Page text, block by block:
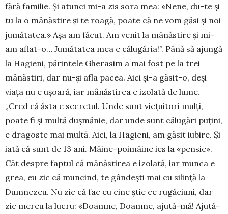
fără fa­milie. Și atunci mi-a zis sora mea: «Nene, du-te și
tu la o mâ­năstire și te roagă, poate că ne vom găsi și noi
jumătatea.» Așa am făcut. Am venit la mâ­năstire și mi-
am aflat-o… Jumă­tatea mea e călugăria!”. Până să ajungă
la Hagieni, părintele Gherasim a mai fost pe la trei
mânăstiri, dar nu-și afla pacea. Aici și-a găsit-o, deși
viața nu e ușoară, iar mânăstirea e izolată de lume.
„Cred că ăsta e secretul. Unde sunt viețuitori mulți,
poate fi și multă dușmănie, dar unde sunt călugări puțini,
e dragoste mai multă. Aici, la Hagieni, am găsit iubire. Și
iată că sunt de 13 ani. Mâine-poimâine ies la «pensie».
Cât despre faptul că mânăstirea e izolată, iar mun­ca e
grea, eu zic că muncind, te gândești mai cu silință la
Dumnezeu. Nu zic că fac eu cine știe ce rugăciuni, dar
zic mereu la lucru: «Doamne, Doam­ne, ajută-mă! Ajută-